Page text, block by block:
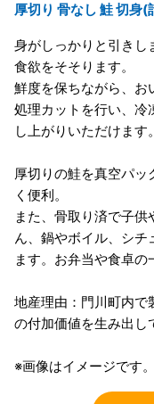
厚切り 骨なし 鮭 切身(
身がしっかりと引きし
食欲をそそります。
鮮度を保ちながら、お
処理カットを行い、冷
し上がりいただけます。
厚切りの鮭を真空パッ
く便利。
また、骨取り済で子
ん、鍋やボイル、シチ
ます。お弁当や食卓の
地産理由：門川町内で
の付加価値を生み出し
※画像はイメージです。